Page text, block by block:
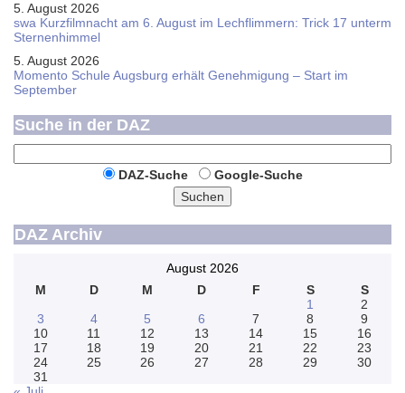
5. August 2026
swa Kurz­film­nacht am 6. August im Lech­flim­mern: Trick 17 unterm
Sternen­himmel
5. August 2026
Momento Schule Augsburg erhält Genehmigung – Start im
September
Suche in der DAZ
DAZ-Suche
Google-Suche
Suchen
DAZ Archiv
August 2026
M
D M D F S
S
1
2
3
4 5 6 7 8
9
10
11 12 13 14 15
16
17
18 19 20 21 22
23
24
25 26 27 28 29
30
31